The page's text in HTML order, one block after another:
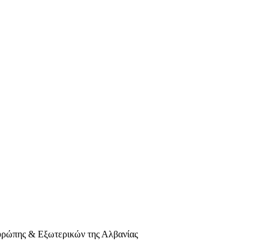
& Εξωτερικών της Αλβανίας